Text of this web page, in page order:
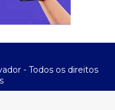
- Todos os direitos